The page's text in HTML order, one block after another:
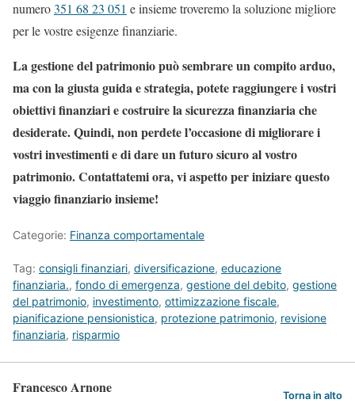
numero351 68 23 051 e insieme troveremo la soluzione migliore
per le vostre esigenze finanziarie.
La gestione del patrimonio può sembrare un compito arduo,
ma con la giusta guida e strategia, potete raggiungere i vostri
obiettivi finanziari e costruire la sicurezza finanziaria che
desiderate. Quindi, non perdete l’occasione di migliorare i
vostri investimenti e di dare un futuro sicuro al vostro
patrimonio. Contattatemi ora, vi aspetto per iniziare questo
viaggio finanziario insieme!
Categorie: Finanza comportamentale
Tag: consigli finanziari, diversificazione, educazione
finanziaria., fondo di emergenza, gestione del debito, gestione
del patrimonio, investimento, ottimizzazione fiscale,
pianificazione pensionistica, protezione patrimonio, revisione
finanziaria, risparmio
Francesco Arnone Torna in alto